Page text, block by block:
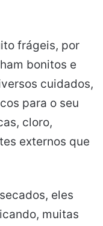
frágeis, por
bonitos e
cuidados,
para o seu
cloro,
externos que
eles
muitas